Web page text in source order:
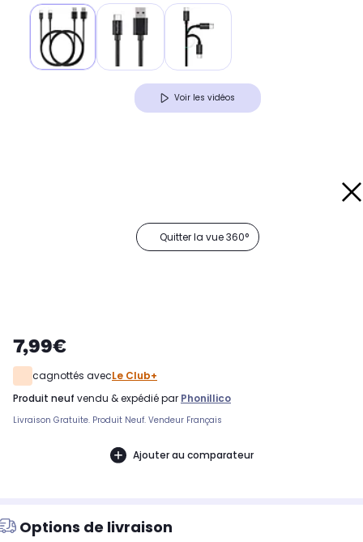
Voir les vidéos
Quitter la vue 360°
7,99€
cagnottés avecLe Club+
produit neuf vendu & expédié par Phonillico
Livraison Gratuite. Produit Neuf. Vendeur Français
Ajouter au comparateur
Options de livraison